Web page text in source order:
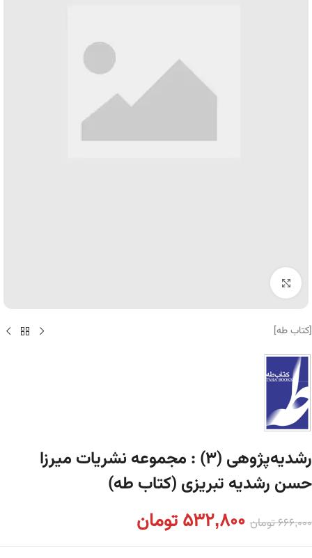
برای بزرگنمایی کلیک کنید
[کتاب طه]
رشدیه‌پژوهی (۳) : مجموعه نشریات میرزا
حسن رشدیه تبریزی (کتاب طه)
666,000تومان 532,800تومان